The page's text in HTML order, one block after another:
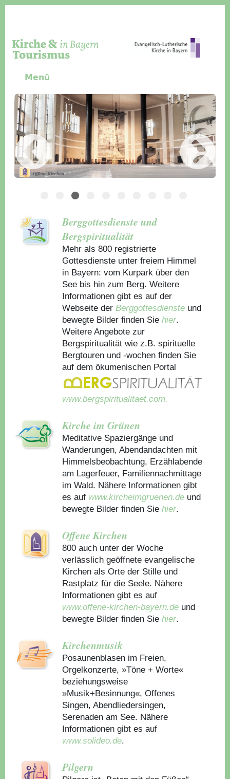
Menü
Slider Icon
Bild
Häuser für Gruppen
Berggottesdienste und
Bergspiritualität
Mehr als 800 registrierte
Gottesdienste unter freiem Himmel
in Bayern: vom Kurpark über den
See bis hin zum Berg. Weitere
Informationen gibt es auf der
Webseite derBerggottesdienste und
bewegte Bilder finden Sie hier.
Weitere Angebote zur
Bergspiritualität wie z.B. spirituelle
Bergtouren und -wochen finden Sie
auf dem ökumenischen Portal
www.bergspiritualitaet.com.
Kirche im Grünen
Meditative Spaziergänge und
Wanderungen, Abendandachten mit
Himmelsbeobachtung, Erzählabende
am Lagerfeuer, Familiennachmittage
im Wald. Nähere Informationen gibt
es auf www.kircheimgruenen.de und
bewegte Bilder finden Sie hier.
Offene Kirchen
800 auch unter der Woche
verlässlich geöffnete evangelische
Kirchen als Orte der Stille und
Rastplatz für die Seele. Nähere
Informationen gibt es auf
www.offene-kirchen-bayern.de und
bewegte Bilder finden Sie hier.
Kirchenmusik
Posaunenblasen im Freien,
Orgelkonzerte, »Töne + Worte«
beziehungsweise
»Musik+Besinnung«, Offenes
Singen, Abendliedersingen,
Serenaden am See. Nähere
Informationen gibt es auf
www.solideo.de.
Pilgern